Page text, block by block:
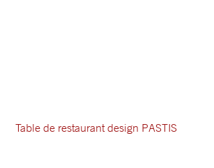
Table de restaurant design PASTIS